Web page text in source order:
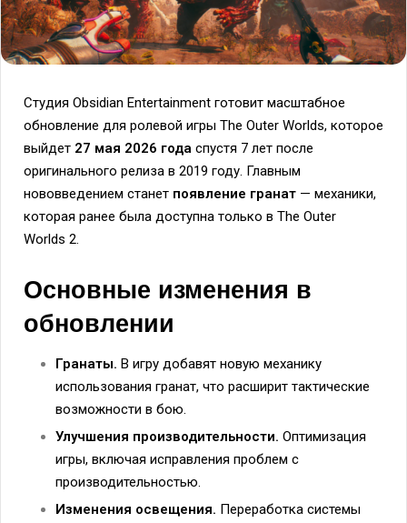
Студия Obsidian Entertainment готовит масштабное
обновление для ролевой игры The Outer Worlds, которое
выйдет 27 мая 2026 года спустя 7 лет после
оригинального релиза в 2019 году. Главным
нововведением станет появление гранат — механики,
которая ранее была доступна только в The Outer
Worlds 2.
Основные изменения в
обновлении
Гранаты. В игру добавят новую механику
использования гранат, что расширит тактические
возможности в бою.
Улучшения производительности. Оптимизация
игры, включая исправления проблем с
производительностью.
Изменения освещения. Переработка системы